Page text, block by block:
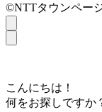
©NTTタウンページ
こんにちは！
何をお探しですか